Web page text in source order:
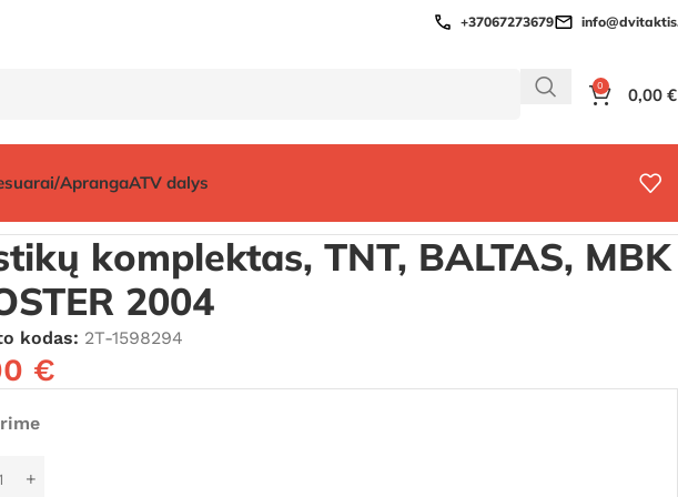
+37067273679
0 0,00 €
AprangaATV dalys
komplektas, TNT, BALTAS, MBK
2004
kodas: 2T-1598294
€